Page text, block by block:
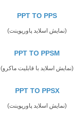
PPT TO PPS
(نمایش اسلاید پاورپوینت)
PPT TO PPSM
(نمایش اسلاید با قابلیت ماکرو)
PPT TO PPSX
(نمایش اسلاید پاورپوینت)